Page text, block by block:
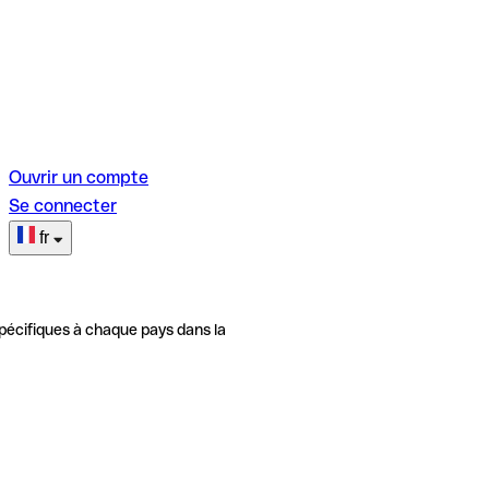
Ouvrir un compte
Se connecter
fr
à chaque pays dans la